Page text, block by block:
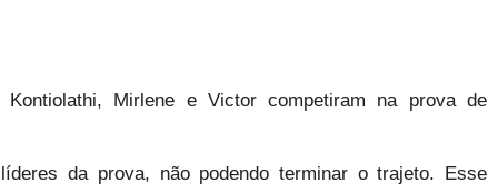
Mirlene e Victor competiram na prova de
da prova, não podendo terminar o trajeto. Esse